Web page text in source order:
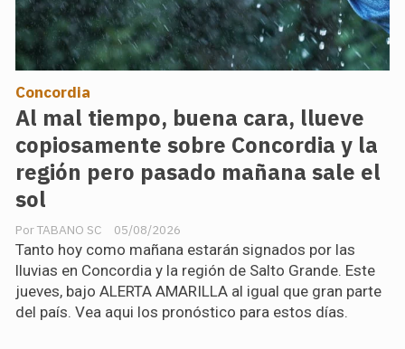
Al mal tiempo, buena cara, llueve
copiosamente sobre Concordia y la
región pero pasado mañana sale el
sol
TABANO SC
Concordia
05/08/2026
Tanto hoy como mañana estarán signados por las
lluvias en Concordia y la región de Salto Grande. Este
jueves, bajo ALERTA AMARILLA al igual que gran parte
del país. Vea aqui los pronóstico para estos días.